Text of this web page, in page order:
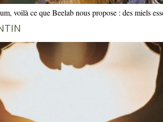
voilà ce que Beelab nous propose : des miels